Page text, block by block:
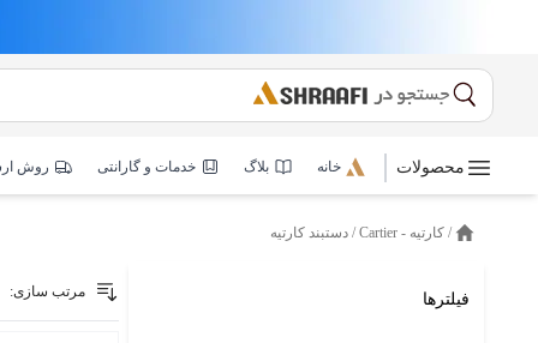
محصولات خانه بلاگ خدمات و گارانتی روش
/ کارتیه - Cartier / دستبند کارتیه
مرتب سازی: فیلترها